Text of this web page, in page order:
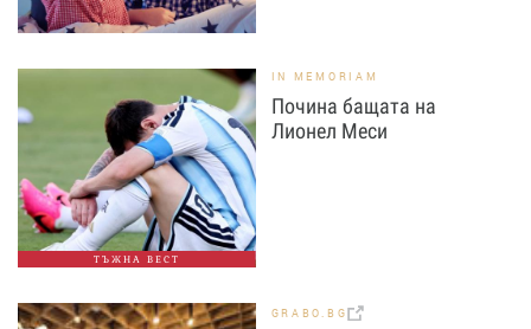
ТЪЖНА ВЕСТ
IN MEMORIAM
Почина бащата на
Лионел Меси
GRABO.BG